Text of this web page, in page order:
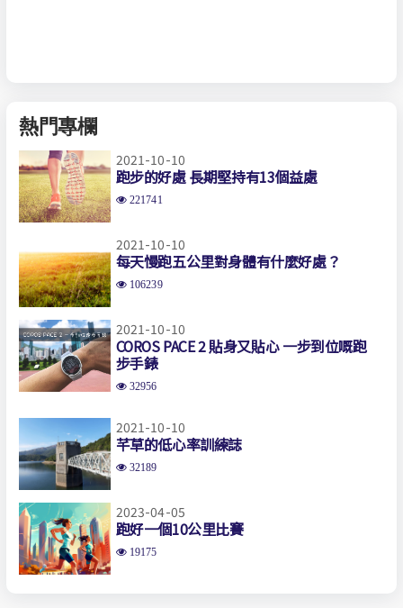
熱門專欄
2021-10-10
跑步的好處 長期堅持有13個益處
221741
2021-10-10
每天慢跑五公里對身體有什麼好處？
106239
2021-10-10
COROS PACE 2 貼身又貼心 一步到位嘅跑
步手錶
32956
2021-10-10
芊草的低心率訓練誌
32189
2023-04-05
跑好一個10公里比賽
19175